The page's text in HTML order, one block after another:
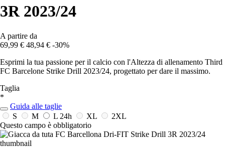
3R 2023/24
A partire da
69,99 € 48,94 € -30%
Esprimi la tua passione per il calcio con l'Altezza di allenamento Third
FC Barcelone Strike Drill 2023/24, progettato per dare il massimo.
Taglia
*
Guida alle taglie
S
M L 24h XL
2XL
Questo campo è obbligatorio